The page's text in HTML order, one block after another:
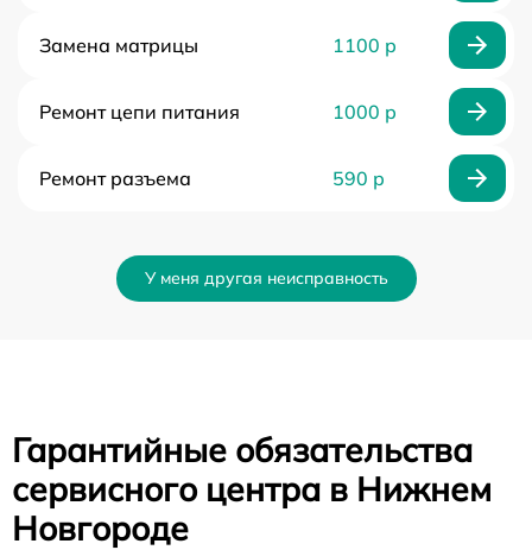
Замена матрицы 1100 р
Ремонт цепи питания 1000 р
Ремонт разъема 590 р
У меня другая неисправность
Гарантийные обязательства
сервисного центра в Нижнем
Новгороде